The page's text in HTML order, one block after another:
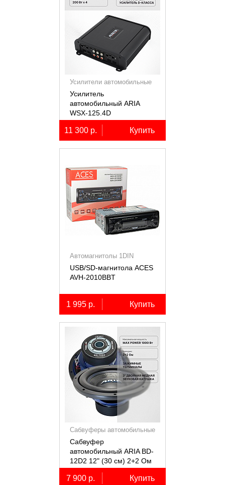
Усилители автомобильные
Усилитель
автомобильный ARIA
WSX-125.4D
четырёхканальный,
4х125Вт (4Ом)
11 300 р. Купить
Автомагнитолы 1DIN
USB/SD-магнитола ACES
AVH-2010BBT
1 995 р. Купить
Сабвуферы автомобильные
Сабвуфер
автомобильный ARIA BD-
12D2 12" (30 см) 2+2 Ом
7 900 р. Купить